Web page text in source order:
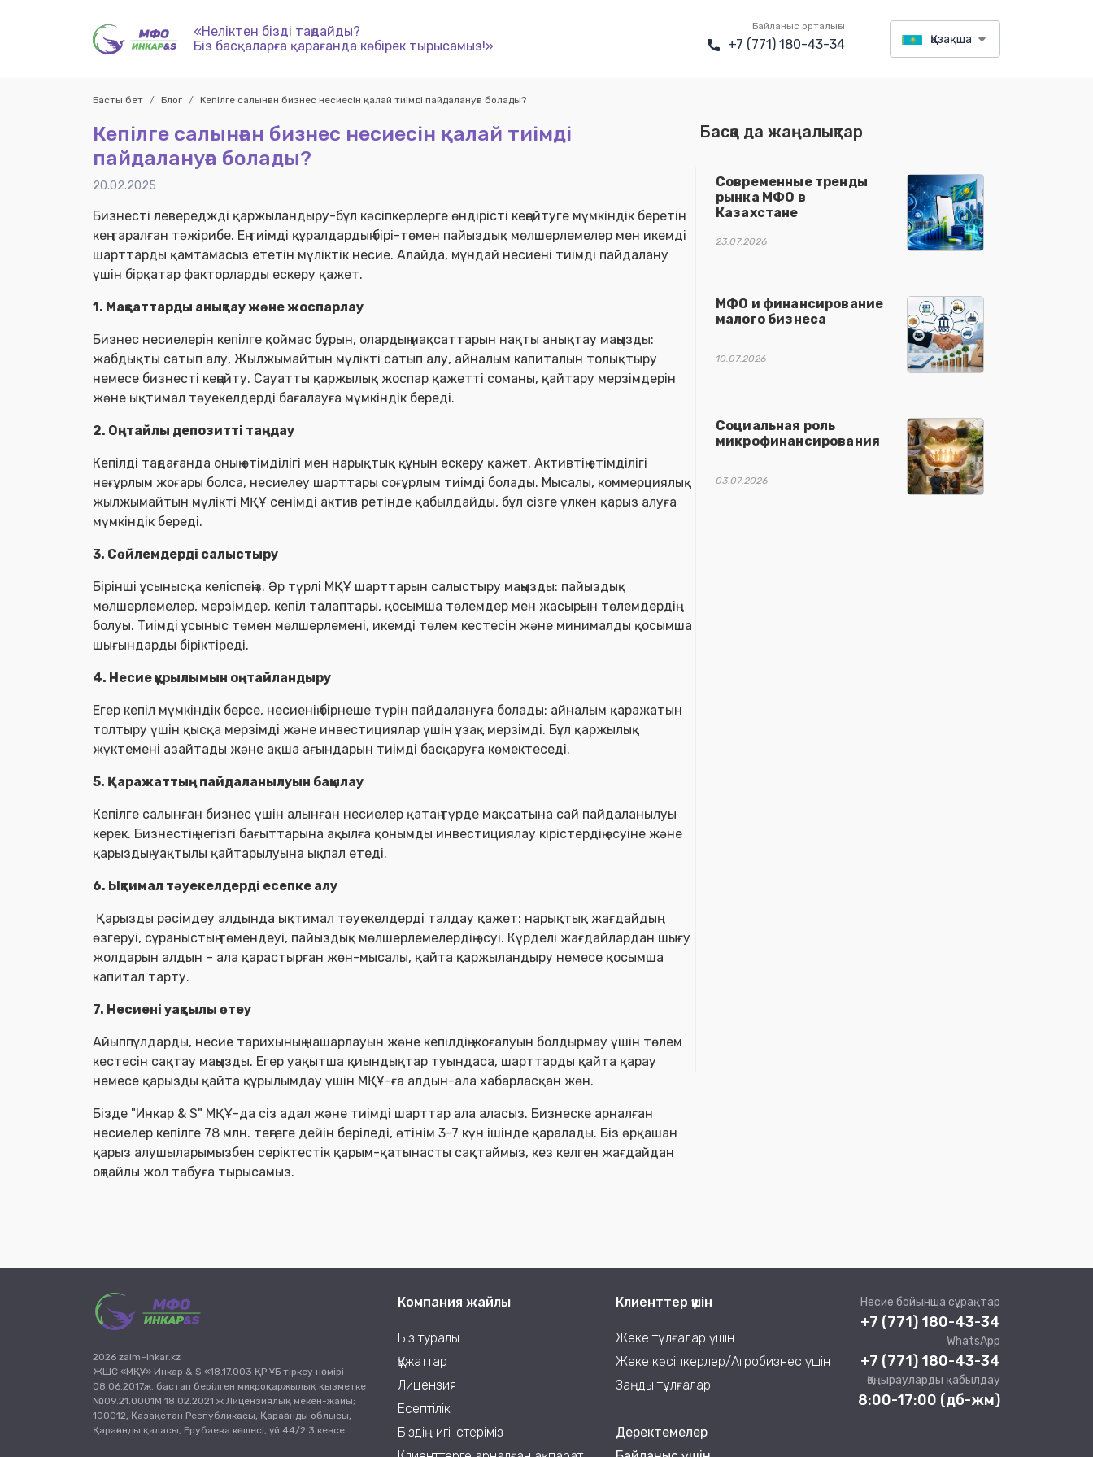
«Неліктен бізді таңдайды?
Біз басқаларға қарағанда көбірек тырысамыз!»
Байланыс орталығы
+7 (771) 180-43-34 Қазақша
Басты бет Блог Кепілге салынған бизнес несиесін қалай тиімді пайдалануға болады?
Кепілге салынған бизнес несиесін қалай тиімді
пайдалануға болады?
20.02.2025
Бизнесті левереджді қаржыландыру-бұл кәсіпкерлерге өндірісті кеңейтуге мүмкіндік беретін
кең таралған тәжірибе. Ең тиімді құралдардың бірі-төмен пайыздық мөлшерлемелер мен икемді
шарттарды қамтамасыз ететін мүліктік несие. Алайда, мұндай несиені тиімді пайдалану
үшін бірқатар факторларды ескеру қажет.
1. Мақсаттарды анықтау және жоспарлау
Бизнес несиелерін кепілге қоймас бұрын, олардың мақсаттарын нақты анықтау маңызды:
жабдықты сатып алу, Жылжымайтын мүлікті сатып алу, айналым капиталын толықтыру
немесе бизнесті кеңейту. Сауатты қаржылық жоспар қажетті соманы, қайтару мерзімдерін
және ықтимал тәуекелдерді бағалауға мүмкіндік береді.
2. Оңтайлы депозитті таңдау
Кепілді таңдағанда оның өтімділігі мен нарықтық құнын ескеру қажет. Активтің өтімділігі
неғұрлым жоғары болса, несиелеу шарттары соғұрлым тиімді болады. Мысалы, коммерциялық
жылжымайтын мүлікті МҚҰ сенімді актив ретінде қабылдайды, бұл сізге үлкен қарыз алуға
мүмкіндік береді.
3. Сөйлемдерді салыстыру
Бірінші ұсынысқа келіспеңіз. Әр түрлі МҚҰ шарттарын салыстыру маңызды: пайыздық
мөлшерлемелер, мерзімдер, кепіл талаптары, қосымша төлемдер мен жасырын төлемдердің
болуы. Тиімді ұсыныс төмен мөлшерлемені, икемді төлем кестесін және минималды қосымша
шығындарды біріктіреді.
4. Несие құрылымын оңтайландыру
Егер кепіл мүмкіндік берсе, несиенің бірнеше түрін пайдалануға болады: айналым қаражатын
толтыру үшін қысқа мерзімді және инвестициялар үшін ұзақ мерзімді. Бұл қаржылық
жүктемені азайтады және ақша ағындарын тиімді басқаруға көмектеседі.
5. Қаражаттың пайдаланылуын бақылау
Кепілге салынған бизнес үшін алынған несиелер қатаң түрде мақсатына сай пайдаланылуы
керек. Бизнестің негізгі бағыттарына ақылға қонымды инвестициялау кірістердің өсуіне және
қарыздың уақтылы қайтарылуына ықпал етеді.
6. Ықтимал тәуекелдерді есепке алу
Қарызды рәсімдеу алдында ықтимал тәуекелдерді талдау қажет: нарықтық жағдайдың
өзгеруі, сұраныстың төмендеуі, пайыздық мөлшерлемелердің өсуі. Күрделі жағдайлардан шығу
жолдарын алдын – ала қарастырған жөн-мысалы, қайта қаржыландыру немесе қосымша
капитал тарту.
7. Несиені уақтылы өтеу
Айыппұлдарды, несие тарихының нашарлауын және кепілдің жоғалуын болдырмау үшін төлем
кестесін сақтау маңызды. Егер уақытша қиындықтар туындаса, шарттарды қайта қарау
немесе қарызды қайта құрылымдау үшін МҚҰ-ға алдын-ала хабарласқан жөн.
Бізде "Инкар & S" МҚҰ-да сіз адал және тиімді шарттар ала аласыз. Бизнеске арналған
несиелер кепілге 78 млн. теңгеге дейін беріледі, өтінім 3-7 күн ішінде қаралады. Біз әрқашан
қарыз алушыларымызбен серіктестік қарым-қатынасты сақтаймыз, кез келген жағдайдан
оңтайлы жол табуға тырысамыз.
Басқа да жаңалықтар
Современные тренды
рынка МФО в
Казахстане
23.07.2026
МФО и финансирование
малого бизнеса
10.07.2026
Социальная роль
микрофинансирования
03.07.2026
2026 zaim–inkar.kz
ЖШС «МҚҰ» Инкар & S «18.17.003 ҚР ҰБ тіркеу нөмірі
08.06.2017ж. бастап берілген микроқаржылық қызметке
№09.21.0001М 18.02.2021 ж Лицензиялық мекен-жайы;
100012, Қазақстан Республикасы, Қарағанды облысы,
Қарағанды қаласы, Ерубаева көшесі, үй 44/2 3 кеңсе.
Компания жайлы
Біз туралы
Құжаттар
Лицензия
Есептілік
Біздің игі істеріміз
Клиенттер үшін
Жеке тұлғалар үшін
Жеке кәсіпкерлер/Агробизнес үшін
Заңды тұлғалар
Деректемелер
Несие бойынша сұрақтар
+7 (771) 180-43-34
WhatsApp
+7 (771) 180-43-34
Қоңырауларды қабылдау
8:00-17:00 (дб-жм)